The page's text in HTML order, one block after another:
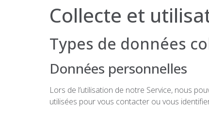
Collecte et
Types de données
Données personnelles
Lors de l’utilisation de notre Service, nous
utilisées pour vous contacter ou vous